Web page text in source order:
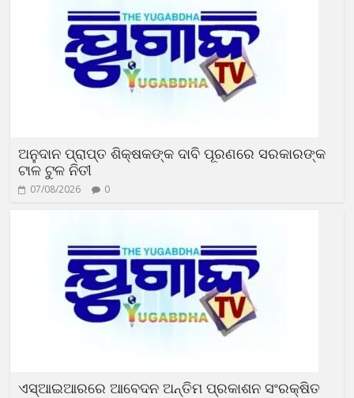
ଅନୁଦାନ ପ୍ରାପ୍ତ ଶିକ୍ଷକଙ୍କ ଦାବି ପୂରଣରେ ସରକାରଙ୍କ
ଟାଳ ଟୁଳ ନିତୀ
07/08/2026 0
ଏସ୍‌ଆଇଆରରେ ଆବେଦନ ଅନ୍ତିମ ପ୍ରକାଶନ ସଂରକ୍ଷିତ